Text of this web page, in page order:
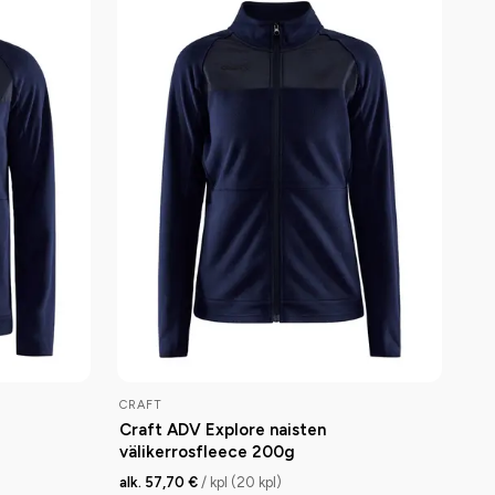
CRAFT
Craft ADV Explore naisten
välikerrosfleece 200g
alk. 57,70 € / kpl (20 kpl)